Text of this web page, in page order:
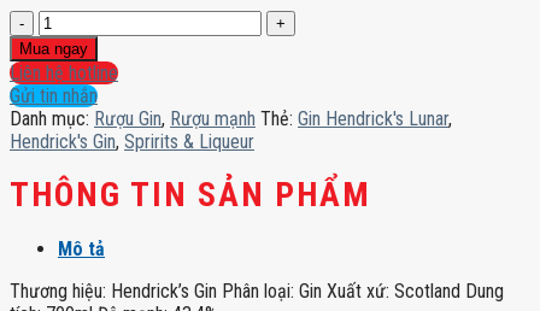
Gin
Hendrick's
Lunar
số
lượng
Mua ngay
Liên hệ hotline
Gửi tin nhắn
Danh mục: Rượu Gin, Rượu mạnh Thẻ: Gin Hendrick's Lunar,
Hendrick's Gin, Spririts & Liqueur
THÔNG TIN SẢN PHẨM
Mô tả
Thương hiệu: Hendrick’s Gin Phân loại: Gin Xuất xứ: Scotland Dung